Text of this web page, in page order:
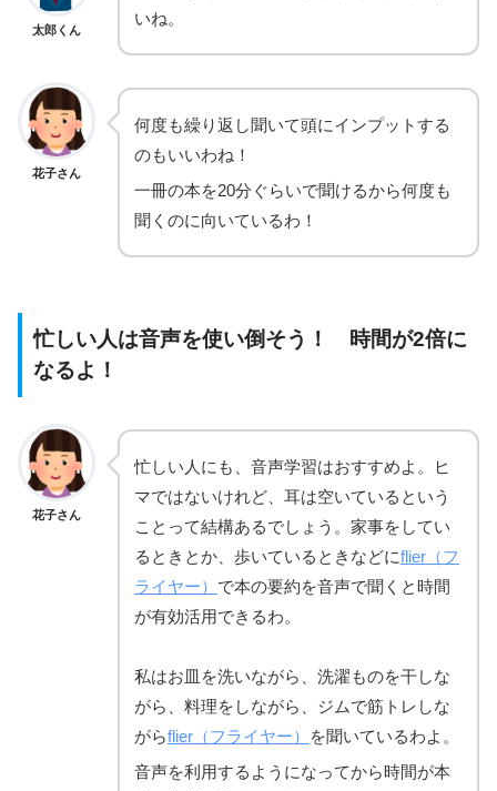
太郎くん
いね。
花子さん
何度も繰り返し聞いて頭にインプットする
のもいいわね！
一冊の本を20分ぐらいで聞けるから何度も
聞くのに向いているわ！
忙しい人は音声を使い倒そう！ 時間が2倍に
なるよ！
花子さん
忙しい人にも、音声学習はおすすめよ。ヒ
マではないけれど、耳は空いているという
ことって結構あるでしょう。家事をしてい
るときとか、歩いているときなどにflier（フ
ライヤー） で本の要約を音声で聞くと時間
が有効活用できるわ。
私はお皿を洗いながら、洗濯ものを干しな
がら、料理をしながら、ジムで筋トレしな
がらflier（フライヤー）
を聞いているわよ。
音声を利用するようになってから時間が本